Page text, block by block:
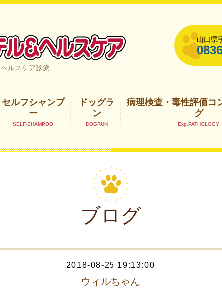
口県宇部市
ルスケア診療
山口県
セルフシャンプ
ー
ドッグラ
ン
病理検査・毒性評価コ
グ
ブログ
2018-08-25 19:13:00
ウィルちゃん